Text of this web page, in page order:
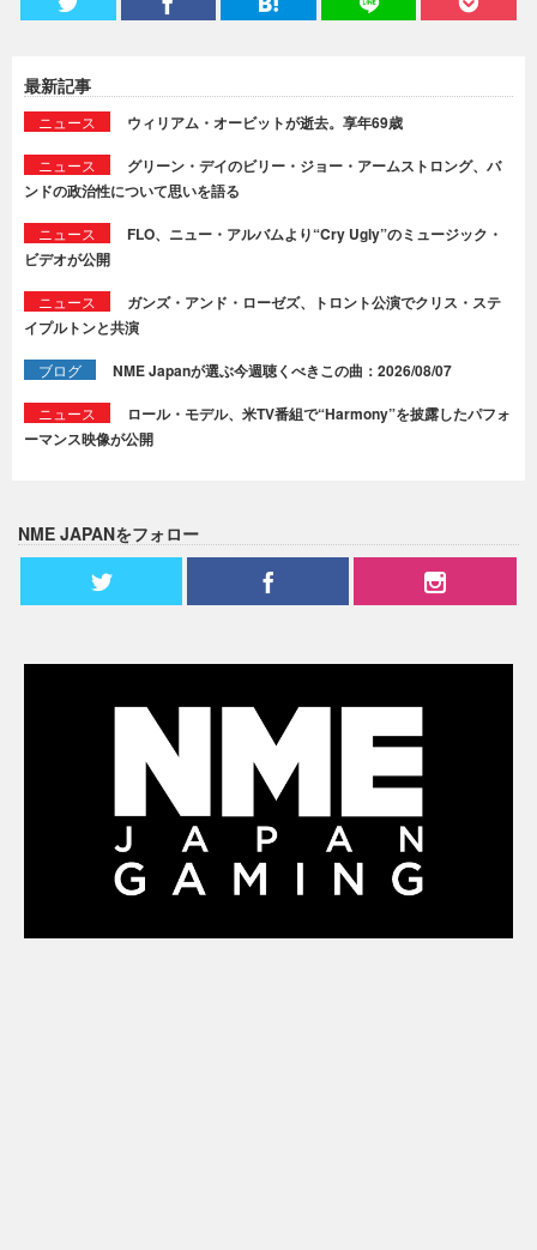
最新記事
ニュース ウィリアム・オービットが逝去。享年69歳
ニュース
グリーン・デイのビリー・ジョー・アームストロング、バ
ンドの政治性について思いを語る
ニュース
FLO、ニュー・アルバムより“Cry Ugly”のミュージック・
ビデオが公開
ニュース
ガンズ・アンド・ローゼズ、トロント公演でクリス・ステ
イプルトンと共演
ブログ NME Japanが選ぶ今週聴くべきこの曲：2026/08/07
ニュース
ロール・モデル、米TV番組で“Harmony”を披露したパフォ
ーマンス映像が公開
NME JAPANをフォロー